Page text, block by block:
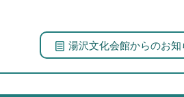
湯沢文化会館からのお